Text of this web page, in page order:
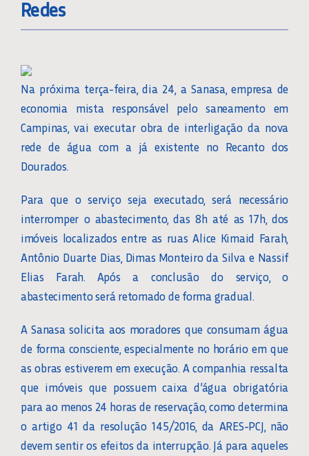
Redes
Na próxima terça-feira, dia 24, a Sanasa, empresa de
economia mista responsável pelo saneamento em
Campinas, vai executar obra de interligação da nova
rede de água com a já existente no Recanto dos
Dourados.
Para que o serviço seja executado, será necessário
interromper o abastecimento, das 8h até as 17h, dos
imóveis localizados entre as ruas Alice Kimaid Farah,
Antônio Duarte Dias, Dimas Monteiro da Silva e Nassif
Elias Farah. Após a conclusão do serviço, o
abastecimento será retomado de forma gradual.
A Sanasa solicita aos moradores que consumam água
de forma consciente, especialmente no horário em que
as obras estiverem em execução. A companhia ressalta
que imóveis que possuem caixa d’água obrigatória
para ao menos 24 horas de reservação, como determina
o artigo 41 da resolução 145/2016, da ARES-PCJ, não
devem sentir os efeitos da interrupção. Já para aqueles